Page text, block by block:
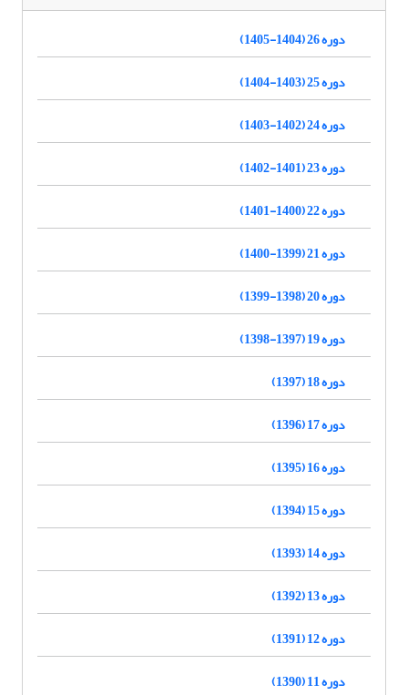
دوره 26 (1404-1405)
دوره 25 (1403-1404)
دوره 24 (1402-1403)
دوره 23 (1401-1402)
دوره 22 (1400-1401)
دوره 21 (1399-1400)
دوره 20 (1398-1399)
دوره 19 (1397-1398)
دوره 18 (1397)
دوره 17 (1396)
دوره 16 (1395)
دوره 15 (1394)
دوره 14 (1393)
دوره 13 (1392)
دوره 12 (1391)
دوره 11 (1390)